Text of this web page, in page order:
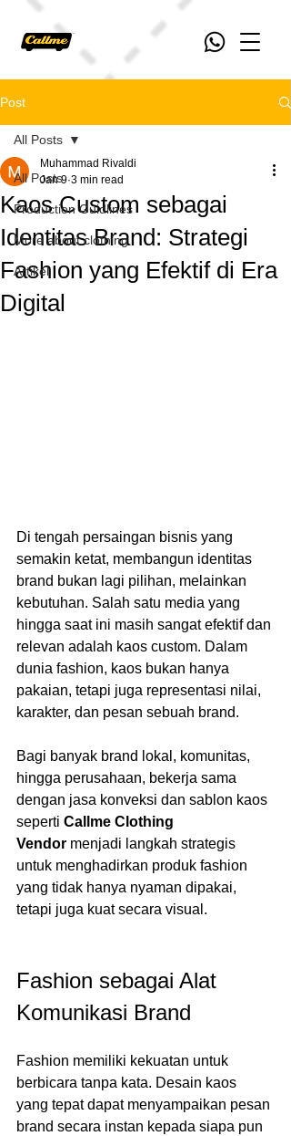
Post
All Posts
Production Guidlines
More about clothing
Artikel
All Posts
Kaos Custom sebagai
Identitas Brand: Strategi
Fashion yang Efektif di Era
Digital
Muhammad Rivaldi
Jan 9 3 min read
Di tengah persaingan bisnis yang
semakin ketat, membangun identitas
brand bukan lagi pilihan, melainkan
kebutuhan. Salah satu media yang
hingga saat ini masih sangat efektif dan
relevan adalah kaos custom. Dalam
dunia fashion, kaos bukan hanya
pakaian, tetapi juga representasi nilai,
karakter, dan pesan sebuah brand.
Bagi banyak brand lokal, komunitas,
hingga perusahaan, bekerja sama
dengan jasa konveksi dan sablon kaos
seperti Callme Clothing
Vendor menjadi langkah strategis
untuk menghadirkan produk fashion
yang tidak hanya nyaman dipakai,
tetapi juga kuat secara visual.
Fashion sebagai Alat
Komunikasi Brand
Fashion memiliki kekuatan untuk
berbicara tanpa kata. Desain kaos
yang tepat dapat menyampaikan pesan
brand secara instan kepada siapa pun